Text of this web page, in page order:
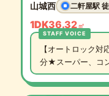
山城西 二軒屋駅
1DK36.32㎡
【オートロック
分★スーパー、コ